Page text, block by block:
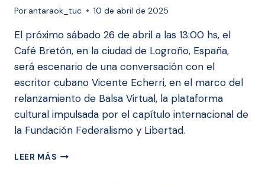
Por antaraok_tuc 10 de abril de 2025
El próximo sábado 26 de abril a las 13:00 hs, el
Café Bretón, en la ciudad de Logroño, España,
será escenario de una conversación con el
escritor cubano Vicente Echerri, en el marco del
relanzamiento de Balsa Virtual, la plataforma
cultural impulsada por el capítulo internacional de
la Fundación Federalismo y Libertad.
LEER MÁSUNA